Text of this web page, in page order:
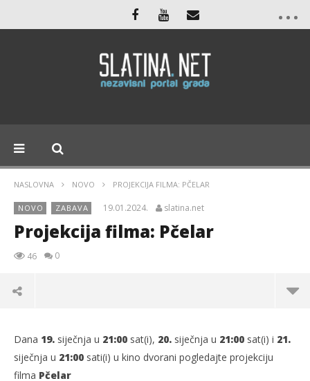
NASLOVNA NOVO PROJEKCIJA FILMA: PČELAR
NOVO ZABAVA 19.01.2024. slatina.net
Projekcija filma: Pčelar
46 0
Dana 19. siječnja u 21:00 sat(i), 20. siječnja u 21:00 sat(i) i 21.
siječnja u 21:00 sati(i) u kino dvorani pogledajte​ projekciju
filma Pčelar